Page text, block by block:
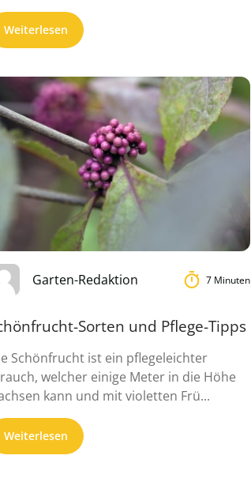
Weiterlesen
Garten-Redaktion 7 Minuten
Sorten und Pflege-Tipps
Schönfrucht ist ein pflegeleichter
welcher einige Meter in die Höhe
kann und mit violetten Frü...
Weiterlesen